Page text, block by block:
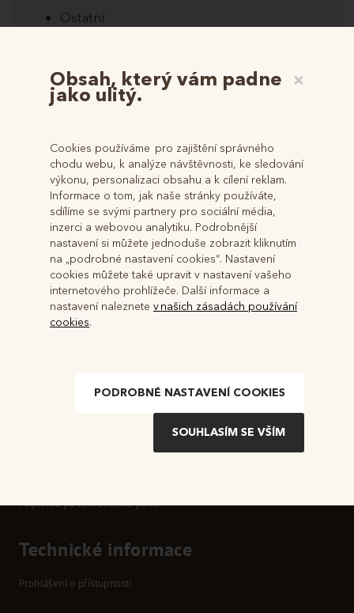
Ostatní
Na Váš dotaz nebyly nalezeny
REGISTRUJTE SE!
Jak se registrovat na portále našich dražeb a přihlásit se k
dražbě, prokázat totožnost a složit dražební jistotu?
VÍCE INFORMACÍ ZDE
Informace
Poptávka po zemědělské půdě
Technické informace
Prohlášení o přístupnosti
×
Obsah, který vám padne
jako ulitý.
Cookies používáme pro zajištění správného
chodu webu, k analýze návštěvnosti, ke sledování
výkonu, personalizaci obsahu a k cílení reklam.
Informace o tom, jak naše stránky používáte,
sdílíme se svými partnery pro sociální média,
inzerci a webovou analytiku. Podrobnější
nastavení si můžete jednoduše zobrazit kliknutím
na „podrobné nastavení cookies“. Nastavení
cookies můžete také upravit v nastavení vašeho
internetového prohlížeče. Další informace a
nastavení naleznete v našich zásadách používání
cookies.
PODROBNÉ NASTAVENÍ COOKIES